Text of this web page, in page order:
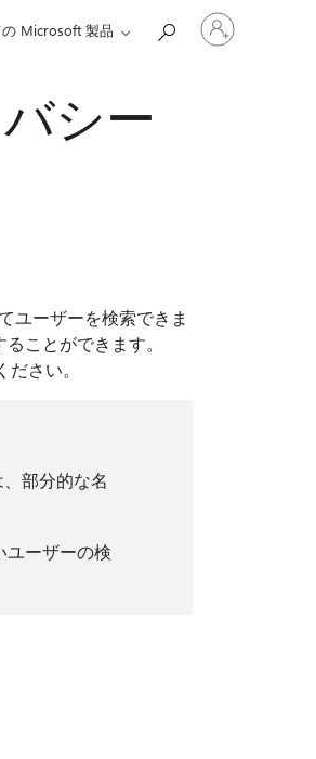
Microsoft 製品
カ
シー
ユーザーを検索できま
ことができます。
さい。
部分的な名
ユーザーの検